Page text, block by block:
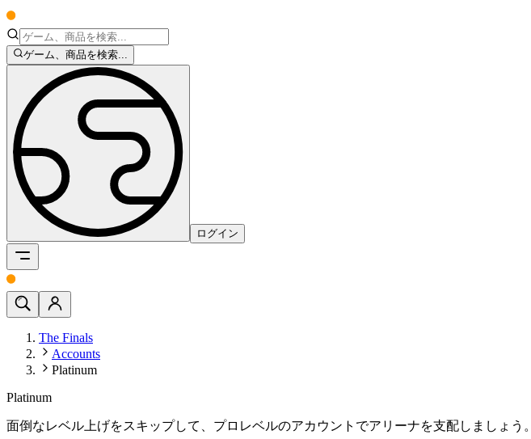
ゲーム、商品を検索...
ログイン
The Finals
Accounts
Platinum
Platinum
面倒なレベル上げをスキップして、プロレベルのアカウントでアリーナを支配しましょう。